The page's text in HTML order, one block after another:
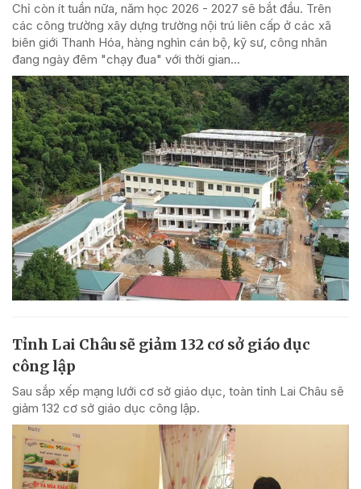
Chỉ còn ít tuần nữa, năm học 2026 - 2027 sẽ bắt đầu. Trên
các công trường xây dựng trường nội trú liên cấp ở các xã
biên giới Thanh Hóa, hàng nghìn cán bộ, kỹ sư, công nhân
đang ngày đêm "chạy đua" với thời gian...
Tỉnh Lai Châu sẽ giảm 132 cơ sở giáo dục
công lập
Sau sắp xếp mạng lưới cơ sở giáo dục, toàn tỉnh Lai Châu sẽ
giảm 132 cơ sở giáo dục công lập.